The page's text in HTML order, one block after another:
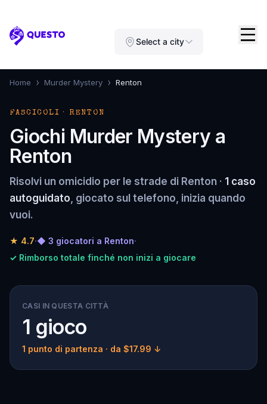
Questo Select a city
Home › Murder Mystery › Renton
FASCICOLI · RENTON
Giochi Murder Mystery a
Renton
Risolvi un omicidio per le strade di Renton · 1 caso
autoguidato, giocato sul telefono, inizia quando
vuoi.
★ 4.7·◆ 3 giocatori a Renton·
✓ Rimborso totale finché non inizi a giocare
CASI IN QUESTA CITTÀ
1 gioco
1 punto di partenza · da $17.99 ↓